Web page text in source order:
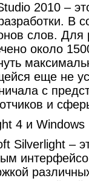
2010 –
В
слов. Для
около
еще не
с
и
4 и
Silverlight –